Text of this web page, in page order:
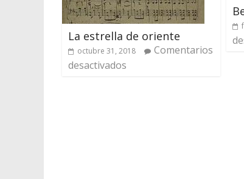
La estrella de oriente
octubre 31, 2018
Comentarios
desactivados